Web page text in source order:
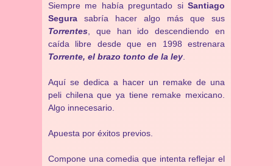
Siempre me había preguntado si Santiago
Segura sabría hacer algo más que sus
Torrentes , que han ido descendiendo en
caída libre desde que en 1998 estrenara
Torrente, el brazo tonto de la ley
Aquí se dedica a hacer un remake de una
peli chilena que ya tiene remake mexicano.
Algo innecesario.
Apuesta por éxitos previos.
Compone una comedia que intenta reflejar el